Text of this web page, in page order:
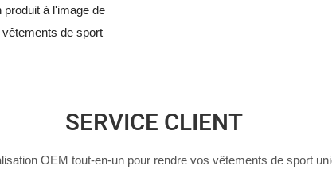
à l'image de
de sport
SERVICE CLIENT
OEM tout-en-un pour rendre vos vêtements de sport